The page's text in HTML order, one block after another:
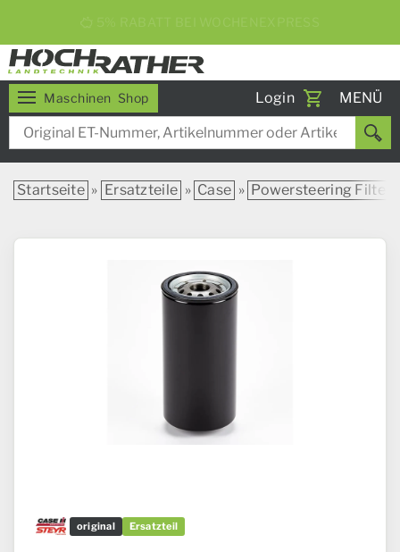
5% RABATT BEI WOCHENEXPRESS
Maschinen Shop Login
Toggle
MENÜ
Startseite » Ersatzteile » Case » Powersteering Filter
original Ersatzteil